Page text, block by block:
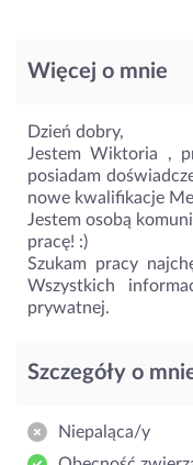
Więcej o mnie
Dzień dobry,
Jestem Wiktoria ,
posiadam
nowe kwalifikacje
Jestem osobą
pracę! :)
Szukam pracy
Wszystkich
prywatnej.
Szczegóły o
Niepaląca/y